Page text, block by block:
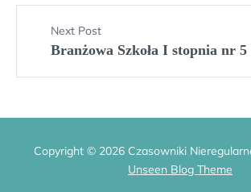
Next Post
Branżowa Szkoła I stopnia nr 5
Copyright © 2026 Czasowniki
Unseen Blog Theme